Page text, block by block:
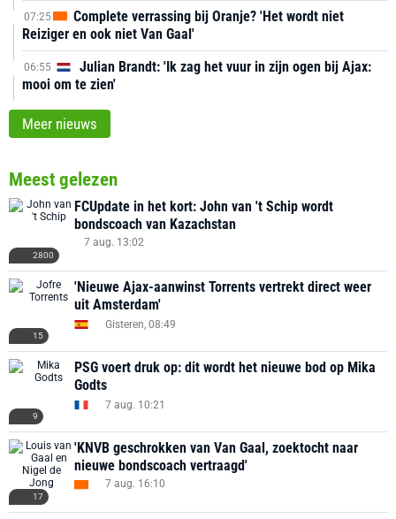
07:25
Complete verrassing bij Oranje? 'Het wordt niet
Reiziger en ook niet Van Gaal'
06:55
Julian Brandt: 'Ik zag het vuur in zijn ogen bij Ajax:
mooi om te zien'
Meer nieuws
Meest gelezen
2800
FCUpdate in het kort: John van 't Schip wordt
bondscoach van Kazachstan
7 aug. 13:02
15
'Nieuwe Ajax-aanwinst Torrents vertrekt direct weer
uit Amsterdam'
Gisteren, 08:49
9
PSG voert druk op: dit wordt het nieuwe bod op Mika
Godts
7 aug. 10:21
17
'KNVB geschrokken van Van Gaal, zoektocht naar
nieuwe bondscoach vertraagd'
7 aug. 16:10